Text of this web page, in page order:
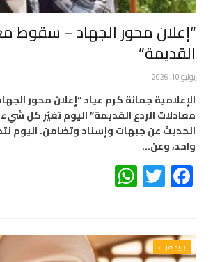
“إعلان محور الجهاد – سقوط
القديمة”
يوليو 10, 2026
الإعلامية جمانة كرم عياد “إعلان محور
معادلات الردع القديمة” اليوم تغيّر كل
الحديث عن جبهات وإسناد وتضامن. اليوم
واحد، وعن…
Facebook
Twitter
بريد قراء